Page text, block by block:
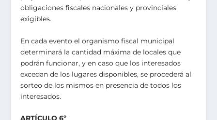
obligaciones fiscales nacionales y provinciales
exigibles.
En cada evento el organismo fiscal municipal
determinará la cantidad máxima de locales que
podrán funcionar, y en caso que los interesados
excedan de los lugares disponibles, se procederá al
sorteo de los mismos en presencia de todos los
interesados.
ARTÍCULO 6º